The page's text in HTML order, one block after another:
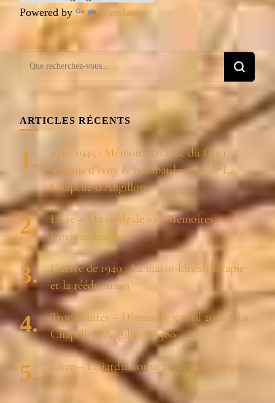
Powered by Translate
Vous
recherchiez
ARTICLES RÉCENTS
1940-1945 : Mémoire vivante du Cher
Maquis d’Ivoy & bombardement de La
Chapelle-d’Angillon
Livre – Ma drôle de vie. Mémoires par
Corinne Luchaire
Guerre de 1940 : La masso-kinésithérapie
et la rééducation
Troc’Plantes – Dimanche 5 avril 2026 à La
Chapelle-d’Angillon 18380
Livre – Le jardin romantique de George
Sand